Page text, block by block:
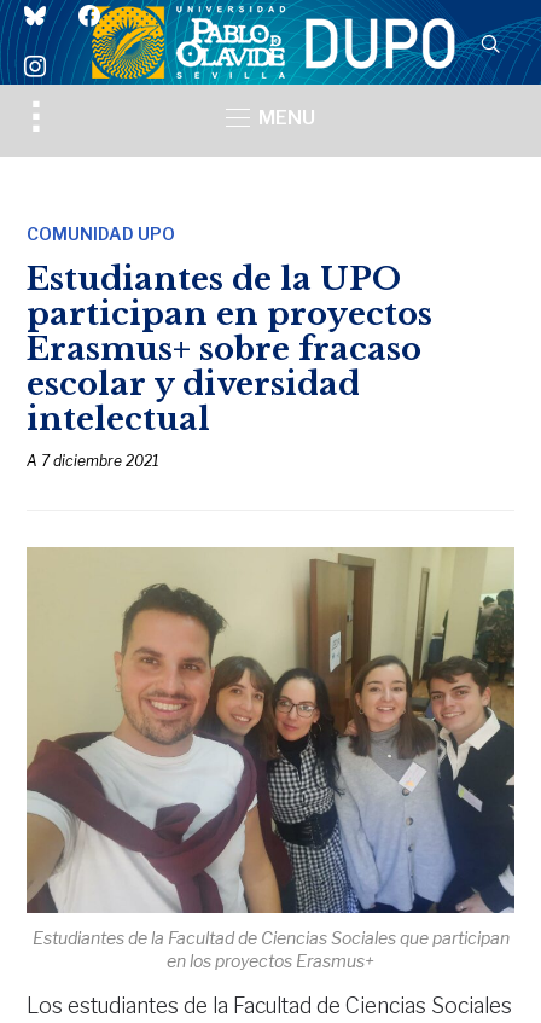
blueskyfacebook
instagram
Toggle
sidebar
MENU
COMUNIDAD UPO
Estudiantes de la UPO
participan en proyectos
Erasmus+ sobre fracaso
escolar y diversidad
intelectual
A 7 diciembre 2021
Estudiantes de la Facultad de Ciencias Sociales que participan
en los proyectos Erasmus+
Los estudiantes de la Facultad de Ciencias Sociales